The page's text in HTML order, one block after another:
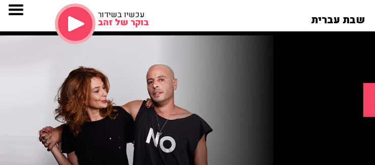
שבת עברית עכשיו בשידור
בוקר של זהב